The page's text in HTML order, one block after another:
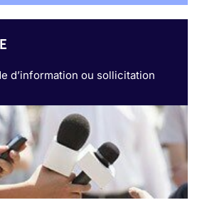
d’information ou sollicitation